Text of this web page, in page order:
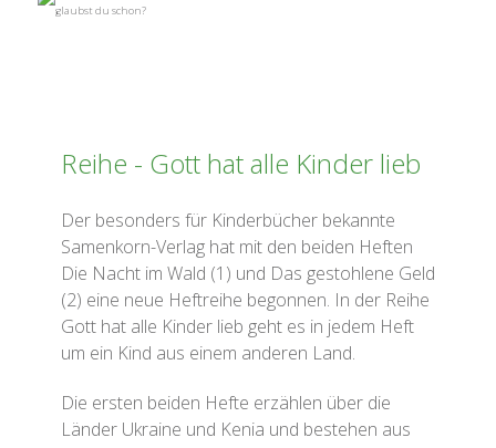
Reihe - Gott hat alle Kinder lieb
Der besonders für Kinderbücher bekannte
Samenkorn-Verlag hat mit den beiden Heften
Die Nacht im Wald (1) und Das gestohlene Geld
(2) eine neue Heftreihe begonnen. In der Reihe
Gott hat alle Kinder lieb geht es in jedem Heft
um ein Kind aus einem anderen Land.
Die ersten beiden Hefte erzählen über die
Länder Ukraine und Kenia und bestehen aus